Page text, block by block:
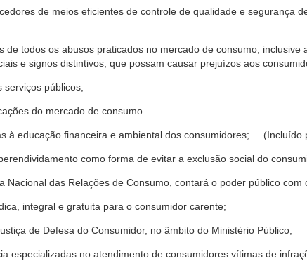
de meios eficientes de controle de qualidade e segurança
de todos os abusos praticados no mercado de consumo,
e signos distintivos, que possam causar prejuízos aos
serviços públicos;
do mercado de consumo.
à educação financeira e ambiental dos consumidores; (Incluído
como forma de evitar a exclusão social do
Nacional das Relações de Consumo, contará o poder público
integral e gratuita para o consumidor carente;
de Defesa do Consumidor, no âmbito do Ministério Público;
especializadas no atendimento de consumidores vítimas de